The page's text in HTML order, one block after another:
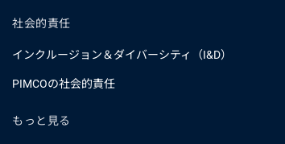
社会的責任
インクルージョン＆ダイバーシティ（I&D）
PIMCOの社会的責任
もっと見る